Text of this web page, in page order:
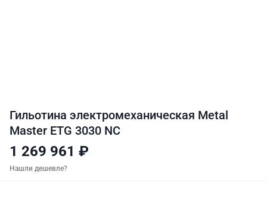
Гильотина электромеханическая Metal
Master ETG 3030 NC
1 269 961 ₽
Нашли дешевле?